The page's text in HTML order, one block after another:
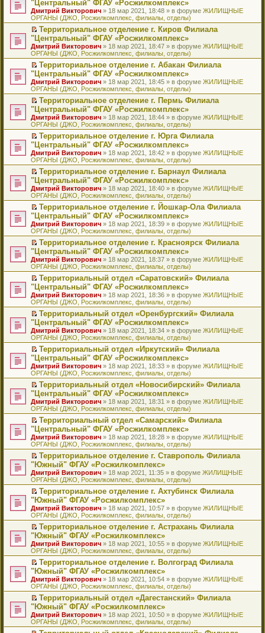
и
ю
щ
е
н
и
ю
у
с
о
о
б
щ
е
н
и
ю
н
н
о
м
с
о
о
б
щ
е
н
и
ю
и
т
а
н
н
о
м
у
с
о
о
б
щ
е
н
и
ю
е
п
р
о
ч
и
т
а
н
н
о
м
у
с
о
о
б
щ
е
н
и
ю
в
о
м
у
н
е
п
р
о
ч
и
т
а
н
н
о
м
у
с
о
о
б
щ
е
н
и
ю
и
к
п
е
р
в
о
м
у
н
е
п
р
о
ч
и
т
а
н
н
о
м
у
с
о
о
б
щ
е
н
и
ю
е
р
е
й
т
и
к
п
е
р
в
о
м
у
н
е
п
р
о
ч
и
т
а
н
н
о
м
у
с
о
о
б
щ
е
н
и
ю
"Центральный" ФГАУ «Росжилкомплекс»
Дмитрий Викторович » 18 мар 2021, 18:48 » в форуме ЖИЛИЩНЫЕ
ОРГАНЫ (ДЖО, Росжилкомплекс, филиалы, отделы)
П
е
р
е
й
т
и
к
п
е
р
в
о
м
у
н
е
п
р
о
ч
и
т
а
н
н
о
м
у
с
о
о
б
щ
е
н
и
ю
Территориальное отделение г. Киров Филиала
"Центральный" ФГАУ «Росжилкомплекс»
Дмитрий Викторович » 18 мар 2021, 18:47 » в форуме ЖИЛИЩНЫЕ
ОРГАНЫ (ДЖО, Росжилкомплекс, филиалы, отделы)
П
е
р
е
й
т
и
к
п
е
р
в
о
м
у
н
е
п
р
о
ч
и
т
а
н
н
о
м
у
с
о
о
б
щ
е
н
и
ю
Территориальное отделение г. Абакан Филиала
"Центральный" ФГАУ «Росжилкомплекс»
Дмитрий Викторович » 18 мар 2021, 18:45 » в форуме ЖИЛИЩНЫЕ
ОРГАНЫ (ДЖО, Росжилкомплекс, филиалы, отделы)
П
е
р
е
й
т
и
к
п
е
р
в
о
м
у
н
е
п
р
о
ч
и
т
а
н
н
о
м
у
с
о
о
б
щ
е
н
и
ю
Территориальное отделение г. Пермь Филиала
"Центральный" ФГАУ «Росжилкомплекс»
Дмитрий Викторович » 18 мар 2021, 18:44 » в форуме ЖИЛИЩНЫЕ
ОРГАНЫ (ДЖО, Росжилкомплекс, филиалы, отделы)
П
е
р
е
й
т
и
к
п
е
р
в
о
м
у
н
е
п
р
о
ч
и
т
а
н
н
о
м
у
с
о
о
б
щ
е
н
и
ю
Территориальное отделение г. Юрга Филиала
"Центральный" ФГАУ «Росжилкомплекс»
Дмитрий Викторович » 18 мар 2021, 18:42 » в форуме ЖИЛИЩНЫЕ
ОРГАНЫ (ДЖО, Росжилкомплекс, филиалы, отделы)
П
е
р
е
й
т
и
к
п
е
р
в
о
м
у
н
е
п
р
о
ч
и
т
а
н
н
о
м
у
с
о
о
б
щ
е
н
и
ю
Территориальное отделение г. Барнаул Филиала
"Центральный" ФГАУ «Росжилкомплекс»
Дмитрий Викторович » 18 мар 2021, 18:40 » в форуме ЖИЛИЩНЫЕ
ОРГАНЫ (ДЖО, Росжилкомплекс, филиалы, отделы)
П
е
р
е
й
т
и
к
п
е
р
в
о
м
у
н
е
п
р
о
ч
и
т
а
н
н
о
м
у
с
о
о
б
щ
е
н
и
ю
Территориальное отделение г. Йошкар-Ола Филиала
"Центральный" ФГАУ «Росжилкомплекс»
Дмитрий Викторович » 18 мар 2021, 18:39 » в форуме ЖИЛИЩНЫЕ
ОРГАНЫ (ДЖО, Росжилкомплекс, филиалы, отделы)
П
е
р
е
й
т
и
к
п
е
р
в
о
м
у
н
е
п
р
о
ч
и
т
а
н
н
о
м
у
с
о
о
б
щ
е
н
и
ю
Территориальное отделение г. Красноярск Филиала
"Центральный" ФГАУ «Росжилкомплекс»
Дмитрий Викторович » 18 мар 2021, 18:37 » в форуме ЖИЛИЩНЫЕ
ОРГАНЫ (ДЖО, Росжилкомплекс, филиалы, отделы)
П
е
р
е
й
т
и
к
п
е
р
в
о
м
у
н
е
п
р
о
ч
и
т
а
н
н
о
м
у
с
о
о
б
щ
е
н
и
ю
Территориальный отдел «Саратовский» Филиала
"Центральный" ФГАУ «Росжилкомплекс»
Дмитрий Викторович » 18 мар 2021, 18:36 » в форуме ЖИЛИЩНЫЕ
ОРГАНЫ (ДЖО, Росжилкомплекс, филиалы, отделы)
П
е
р
е
й
т
и
к
п
е
р
в
о
м
у
н
е
п
р
о
ч
и
т
а
н
н
о
м
у
с
о
о
б
щ
е
н
и
ю
Территориальный отдел «Оренбургский» Филиала
"Центральный" ФГАУ «Росжилкомплекс»
Дмитрий Викторович » 18 мар 2021, 18:34 » в форуме ЖИЛИЩНЫЕ
ОРГАНЫ (ДЖО, Росжилкомплекс, филиалы, отделы)
П
е
р
е
й
т
и
к
п
е
р
в
о
м
у
н
е
п
р
о
ч
и
т
а
н
н
о
м
у
с
о
о
б
щ
е
н
и
ю
Территориальный отдел «Иркутский» Филиала
"Центральный" ФГАУ «Росжилкомплекс»
Дмитрий Викторович » 18 мар 2021, 18:33 » в форуме ЖИЛИЩНЫЕ
ОРГАНЫ (ДЖО, Росжилкомплекс, филиалы, отделы)
П
е
р
е
й
т
и
к
п
е
р
в
о
м
у
н
е
п
р
о
ч
и
т
а
н
н
о
м
у
с
о
о
б
щ
Территориальный отдел «Новосибирский» Филиала
"Центральный" ФГАУ «Росжилкомплекс»
Дмитрий Викторович » 18 мар 2021, 18:31 » в форуме ЖИЛИЩНЫЕ
ОРГАНЫ (ДЖО, Росжилкомплекс, филиалы, отделы)
П
е
р
е
й
т
и
к
п
е
р
в
о
м
у
н
е
п
р
о
ч
и
т
а
н
н
о
м
у
Территориальный отдел «Самарский» Филиала
"Центральный" ФГАУ «Росжилкомплекс»
Дмитрий Викторович » 18 мар 2021, 18:28 » в форуме ЖИЛИЩНЫЕ
ОРГАНЫ (ДЖО, Росжилкомплекс, филиалы, отделы)
П
е
р
е
й
т
и
к
п
е
р
в
о
м
у
н
е
п
р
о
ч
и
т
а
Территориальное отделение г. Ставрополь Филиала
"Южный" ФГАУ «Росжилкомплекс»
Дмитрий Викторович » 18 мар 2021, 11:35 » в форуме ЖИЛИЩНЫЕ
ОРГАНЫ (ДЖО, Росжилкомплекс, филиалы, отделы)
П
е
р
е
й
т
и
к
п
е
р
в
о
м
у
н
е
п
р
Территориальное отделение г. Ахтубинск Филиала
"Южный" ФГАУ «Росжилкомплекс»
Дмитрий Викторович » 18 мар 2021, 10:57 » в форуме ЖИЛИЩНЫЕ
ОРГАНЫ (ДЖО, Росжилкомплекс, филиалы, отделы)
П
е
р
е
й
т
и
к
п
е
р
в
о
м
Территориальное отделение г. Астрахань Филиала
"Южный" ФГАУ «Росжилкомплекс»
Дмитрий Викторович » 18 мар 2021, 10:55 » в форуме ЖИЛИЩНЫЕ
ОРГАНЫ (ДЖО, Росжилкомплекс, филиалы, отделы)
П
е
р
е
й
т
и
к
п
Территориальное отделение г. Волгоград Филиала
"Южный" ФГАУ «Росжилкомплекс»
Дмитрий Викторович » 18 мар 2021, 10:54 » в форуме ЖИЛИЩНЫЕ
ОРГАНЫ (ДЖО, Росжилкомплекс, филиалы, отделы)
П
е
р
е
Территориальный отдел «Дагестанский» Филиала
"Южный" ФГАУ «Росжилкомплекс»
Дмитрий Викторович » 18 мар 2021, 10:50 » в форуме ЖИЛИЩНЫЕ
ОРГАНЫ (ДЖО, Росжилкомплекс, филиалы, отделы)